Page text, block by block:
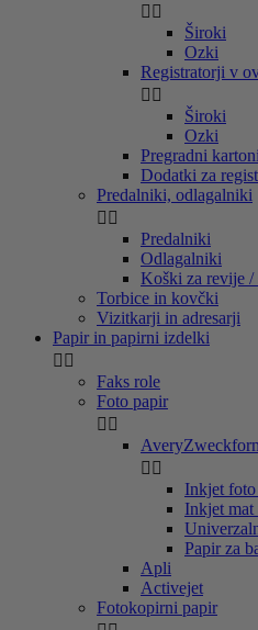
 
Široki
Ozki
Registratorji v
 
Široki
Ozki
Pregradni kartoni
Dodatki za
Predalniki, odlagalniki
 
Predalniki
Odlagalniki
Koški za revije /
Torbice in kovčki
Vizitkarji in adresarji
Papir in papirni izdelki
 
Faks role
Foto papir
 
 
Inkjet
Inkjet mat
Papir za
Apli
Activejet
Fotokopirni papir